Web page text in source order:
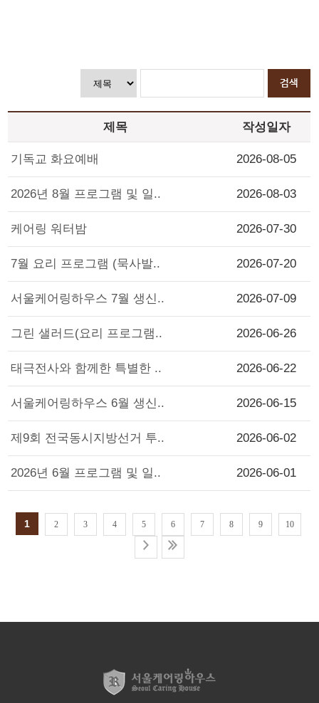
제목 작성일자
기독교 화요예배 2026-08-05
2026년 8월 프로그램 및 일.. 2026-08-03
케어링 워터밤 2026-07-30
7월 요리 프로그램 (묵사발.. 2026-07-20
서울케어링하우스 7월 생신.. 2026-07-09
그린 샐러드(요리 프로그램.. 2026-06-26
태극전사와 함께한 특별한 .. 2026-06-22
서울케어링하우스 6월 생신.. 2026-06-15
제9회 전국동시지방선거 투.. 2026-06-02
2026년 6월 프로그램 및 일.. 2026-06-01
1 2 3 4 5 6 7 8 9 10